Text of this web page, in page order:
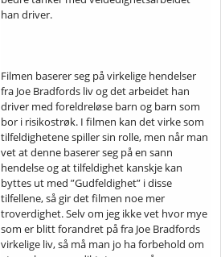
han driver.
Filmen baserer seg på virkelige hendelser
fra Joe Bradfords liv og det arbeidet han
driver med foreldreløse barn og barn som
bor i risikostrøk. I filmen kan det virke som
tilfeldighetene spiller sin rolle, men når man
vet at denne baserer seg på en sann
hendelse og at tilfeldighet kanskje kan
byttes ut med ”Gudfeldighet” i disse
tilfellene, så gir det filmen noe mer
troverdighet. Selv om jeg ikke vet hvor mye
som er blitt forandret på fra Joe Bradfords
virkelige liv, så må man jo ha forbehold om